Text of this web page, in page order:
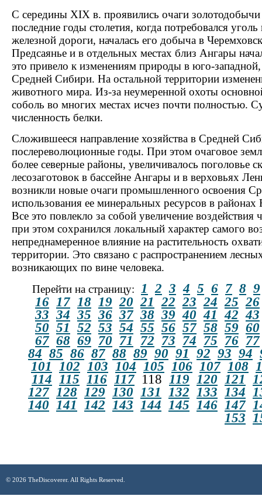
С середины XIX в. проявились очаги
последние годы столетия, когда потребовался уголь
железной дороги, началась его добыча в
Предсаянье и в отдельных местах близ Ангары
это привело к изменениям природы в юго-
Средней Сибири. На остальной территории
животного мира. Из-за неумеренной охоты
соболь во многих местах исчез почти полностью.
численность белки.
Сложившееся направление хозяйства в Средней
послереволюционные годы. При этом очаговое
более северные районы, увеличивалось поголовье
лесозаготовок в бассейне Ангары и в верховьях
возникли новые очаги промышленного освоения
использования ее минеральных ресурсов в
Все это повлекло за собой увеличение воздействия
при этом сохранился локальный характер самого
непреднамеренное влияние на растительность
территории. Это связано с распространением
возникающих по вине человека.
Перейти на страницу: 1 2 3 4 5 6 7 8 9
16 17 18 19 20 21 22 23 24 25 26
33 34 35 36 37 38 39 40 41 42 43
50 51 52 53 54 55 56 57 58 59 60
67 68 69 70 71 72 73 74 75 76 77
84 85 86 87 88 89 90 91 92 93 94
101 102 103 104 105 106 107 108
114 115 116 117 118 119 120 121
127 128 129 130 131 132 133 134
140 141 142 143 144 145 146 147
153
© 2026 TheDiscoverer. All Rights Reserved.